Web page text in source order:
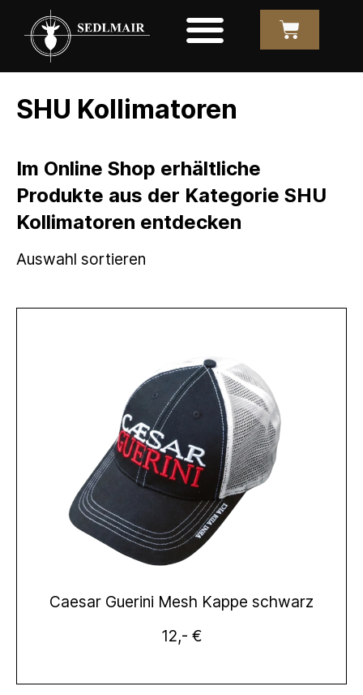
SHU Kollimatoren
Im Online Shop erhältliche
Produkte aus der Kategorie SHU
Kollimatoren entdecken
Auswahl sortieren
Caesar Guerini Mesh Kappe schwarz
12,- €